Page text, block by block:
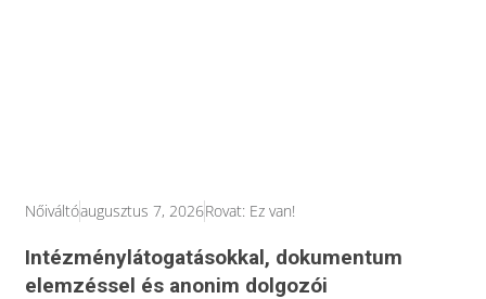
Nőiváltóaugusztus 7, 2026Rovat: Ez van!
Intézménylátogatásokkal, dokumentum
elemzéssel és anonim dolgozói